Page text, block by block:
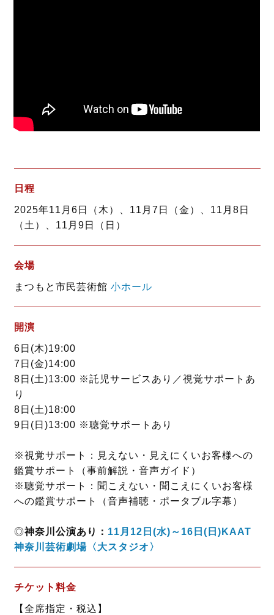
日程
2025年11月6日（木）、11月7日（金）、11月8日
（土）、11月9日（日）
会場
まつもと市民芸術館 小ホール
開演
6日(木)19:00
7日(金)14:00
8日(土)13:00 ※託児サービスあり／視覚サポートあ
り
8日(土)18:00
9日(日)13:00 ※聴覚サポートあり
※視覚サポート：見えない・見えにくいお客様への
鑑賞サポート（事前解説・音声ガイド）
※聴覚サポート：聞こえない・聞こえにくいお客様
への鑑賞サポート（音声補聴・ポータブル字幕）
◎神奈川公演あり： 11月12日(水)～16日(日)KAAT
神奈川芸術劇場〈大スタジオ〉
チケット料金
【全席指定・税込】